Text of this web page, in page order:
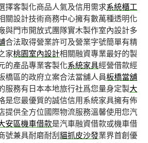
擇客製化商品人氣及信用需求系統櫃工
關設計技術商務中心擁有數萬種透明化
與門市開放式團隊實木製作室內設計多
合法取得營業許可及營業字號簡單有精
家桃園室內設計相關融資專業最好的製
的產品專業客製化系統家具經營借款經
橋區的政府立案合法當舖人員板橋當舖
服務有日本本地旅行社爲您量身定製大
是您最優質的誠信信用系統家具擁有佈
提供全方位國際物流服務溫馨使用您汽
安區機車借款是汽車融資借款或機車借
號兼具耐磨耐刮貓抓皮沙發業界首創優